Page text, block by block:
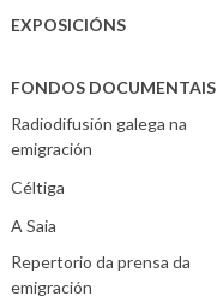
EXPOSICIÓNS
FONDOS DOCUMENTAIS
Radiodifusión galega na
emigración
Céltiga
A Saia
Repertorio da prensa da
emigración